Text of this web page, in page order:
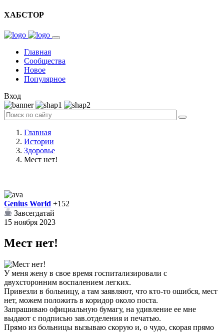
ХАБСТОР
Главная
Сообщества
Новое
Популярное
Вход
Главная
Истории
Здоровье
Мест нет!
Genius World +152
Завсегдатай
15 ноября 2023
Мест нет!
У меня жену в свое время госпитализировали с
двухсторонним воспалением легких.
Привезли в больницу, а там заявляют, что кто-то ошибся, мест
нет, можем положить в коридор около поста.
Запрашиваю официальную бумагу, на удивление ее мне
выдают с подписью зав.отделения и печатью.
Прямо из больницы вызываю скорую и, о чудо, скорая прямо